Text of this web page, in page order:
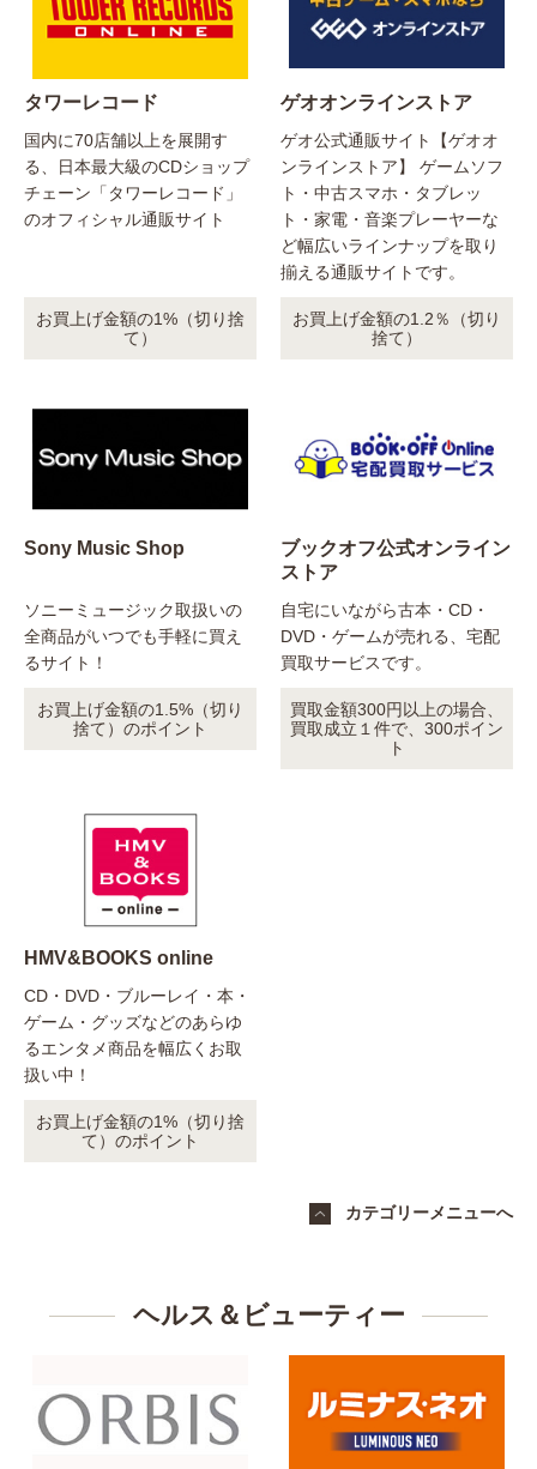
タワーレコード
国内に70店舗以上を展開す
る、日本最大級のCDショップ
チェーン「タワーレコード」
のオフィシャル通販サイト
お買上げ金額の1%（切り捨
て）
ゲオオンラインストア
ゲオ公式通販サイト【ゲオオ
ンラインストア】 ゲームソフ
ト・中古スマホ・タブレッ
ト・家電・音楽プレーヤーな
ど幅広いラインナップを取り
揃える通販サイトです。
お買上げ金額の1.2％（切り
捨て）
Sony Music Shop
ソニーミュージック取扱いの
全商品がいつでも手軽に買え
るサイト！
お買上げ金額の1.5%（切り
捨て）のポイント
ブックオフ公式オンライン
ストア
自宅にいながら古本・CD・
DVD・ゲームが売れる、宅配
買取サービスです。
買取金額300円以上の場合、
買取成立１件で、300ポイン
ト
HMV&BOOKS online
CD・DVD・ブルーレイ・本・
ゲーム・グッズなどのあらゆ
るエンタメ商品を幅広くお取
扱い中！
お買上げ金額の1%（切り捨
て）のポイント
カテゴリーメニューへ
ヘルス＆ビューティー